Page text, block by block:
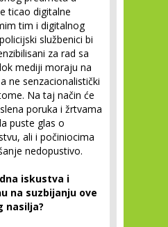
ticao digitalne
tim i digitalnog
službenici bi
za rad sa
mediji moraju na
ne senzacionalistički
Na taj način će
poruka i žrtvama
puste glas o
ali i počiniocima
nedopustivo.
iskustva i
na suzbijanju ove
nasilja?